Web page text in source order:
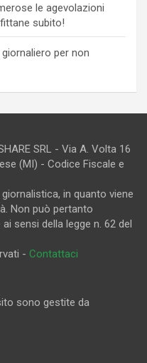
le agevolazioni
subito!
per non
SRL - Via A. Volta 16
(MI) - Codice Fiscale e
in quanto viene
Non può pertanto
sensi della legge n. 62 del
- Contattaci
sono gestite da